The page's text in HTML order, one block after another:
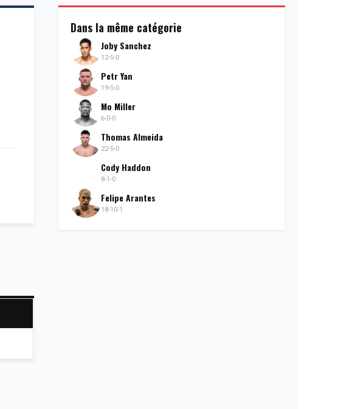
Dans la même catégorie
Joby Sanchez
12-5-0
Petr Yan
19-5-0
Mo Miller
6-0-0
Thomas Almeida
22-5-0
Cody Haddon
8-1-0
Felipe Arantes
18-10-1